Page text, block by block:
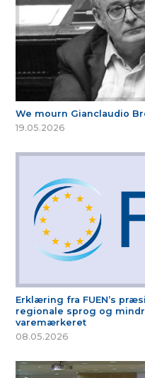
We mourn Gianclaudio
19.05.2026
Erklæring fra FUEN’s
regionale sprog og
varemærkeret
08.05.2026